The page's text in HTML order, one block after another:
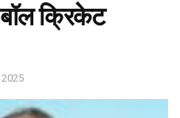
बॉल क्रिकेट